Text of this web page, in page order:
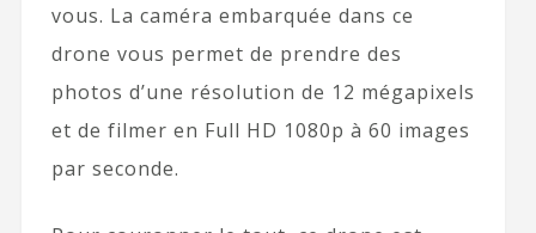
vous. La caméra embarquée dans ce
drone vous permet de prendre des
photos d’une résolution de 12 mégapixels
et de filmer en Full HD 1080p à 60 images
par seconde.